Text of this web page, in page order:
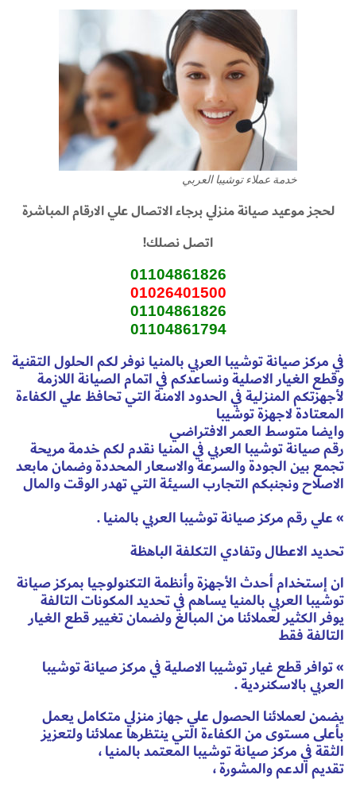
خدمة عملاء توشيبا العربي
لحجز موعيد صيانة منزلي برجاء الاتصال علي الارقام المباشرة
اتصل نصلك!
01104861826
01026401500
01104861826
01104861794
في مركز صيانة توشيبا العربي بالمنيا نوفر لكم الحلول التقنية
وقطع الغيار الاصلية ونساعدكم في اتمام الصيانة اللازمة
لأجهزتكم المنزلية في الحدود الامنة التي تحافظ علي الكفاءة
المعتادة لاجهزة توشيبا
وايضا متوسط العمر الافتراضي
رقم صيانة توشيبا العربي في المنيا نقدم لكم خدمة مريحة
تجمع بين الجودة والسرعة والاسعار المحددة وضمان مابعد
الاصلاح ونجنبكم التجارب السيئة التي تهدر الوقت والمال
» علي رقم مركز صيانة توشيبا العربي بالمنيا .
تحديد الاعطال وتفادي التكلفة الباهظة
ان إستخدام أحدث الأجهزة وأنظمة التكنولوجيا بمركز صيانة
توشيبا العربي بالمنيا يساهم في تحديد المكونات التالفة
يوفر الكثير لعملائنا من المبالغ ولضمان تغيير قطع الغيار
التالفة فقط
» توافر قطع غيار توشيبا الاصلية في مركز صيانة توشيبا
العربي بالاسكنردية .
يضمن لعملائنا الحصول علي جهاز منزلي متكامل يعمل
بأعلى مستوى من الكفاءة التي ينتظرها عملائنا ولتعزيز
الثقة في مركز صيانة توشيبا المعتمد بالمنيا ،
تقديم الدعم والمشورة ،